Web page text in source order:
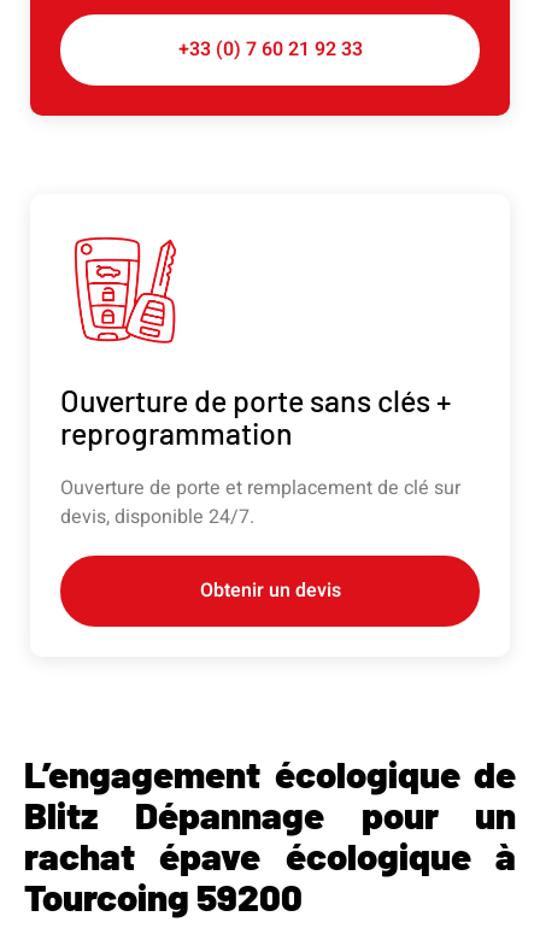
+33 (0) 7 60 21 92 33
Ouverture de porte sans clés +
reprogrammation
Ouverture de porte et remplacement de clé sur
devis, disponible 24/7.
Obtenir un devis
L’engagement écologique de
Blitz Dépannage pour un
rachat épave écologique à
Tourcoing 59200